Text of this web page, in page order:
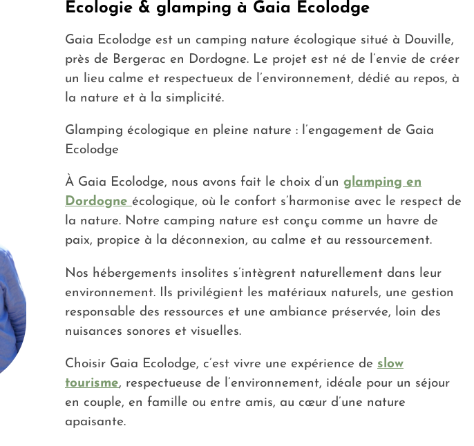
Écologie & glamping à Gaia Ecolodge
Gaia Ecolodge est un camping nature écologique situé à Douville,
près de Bergerac en Dordogne. Le projet est né de l’envie de créer
un lieu calme et respectueux de l’environnement, dédié au repos, à
la nature et à la simplicité.
Glamping écologique en pleine nature : l’engagement de Gaia
Ecolodge
À Gaia Ecolodge, nous avons fait le choix d’un glamping en
Dordogne écologique, où le confort s’harmonise avec le respect de
la nature. Notre camping nature est conçu comme un havre de
paix, propice à la déconnexion, au calme et au ressourcement.
Nos hébergements insolites s’intègrent naturellement dans leur
environnement. Ils privilégient les matériaux naturels, une gestion
responsable des ressources et une ambiance préservée, loin des
nuisances sonores et visuelles.
Choisir Gaia Ecolodge, c’est vivre une expérience de slow
tourisme, respectueuse de l’environnement, idéale pour un séjour
en couple, en famille ou entre amis, au cœur d’une nature
apaisante.